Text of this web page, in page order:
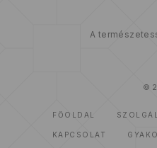
A
©
FŐOLDAL
KAPCSOLAT